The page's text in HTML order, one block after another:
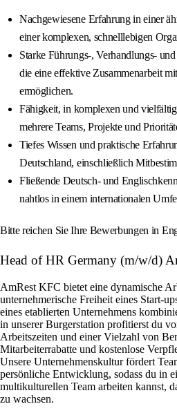
Nachgewiesene Erfahrung in einer
einer komplexen, schnelllebigen
Starke Führungs-, Verhandlungs-
die eine effektive Zusammenarbeit
ermöglichen.
Fähigkeit, in komplexen und
mehrere Teams, Projekte und
Tiefes Wissen und praktische
Deutschland, einschließlich
Fließende Deutsch- und
nahtlos in einem internationalen
Bitte reichen Sie Ihre Bewerbungen in
Head of HR Germany (m/w/d)
AmRest KFC bietet eine dynamische
unternehmerische Freiheit eines Start-
eines etablierten Unternehmens
in unserer Burgerstation profitierst du
Arbeitszeiten und einer Vielzahl von
Mitarbeiterrabatte und kostenlose
Unsere Unternehmenskultur fördert
persönliche Entwicklung, sodass du in
multikulturellen Team arbeiten kannst,
zu wachsen.